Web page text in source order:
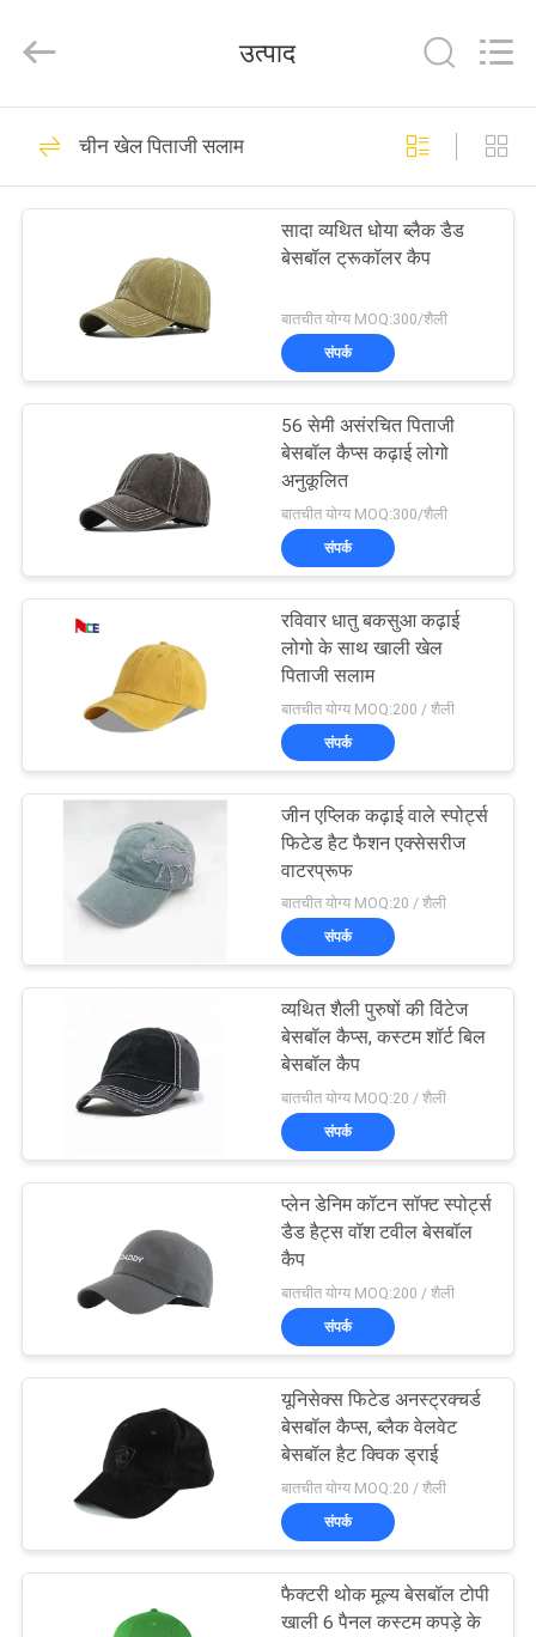
उत्पादों
नियंत्रण
समाचार
साइटमैप
PRIVACY
POLICY
Manufacturing
Rights
मुद्रित बेसबॉल कैप्स
104
कशीदाकारी बेसबॉल कैप्स
402
5 पैनल बेसबॉल कैप
5 पैनल ट्रक कैप
फ्लैट ब्रिम स्नैपबैक हैट्स
244
समायोज्य गोल्फ सलाम
25
उत्पाद
चीन खेल पिताजी सलाम
सादा व्यथित धोया ब्लैक डैड
बेसबॉल ट्रूकॉलर कैप
बातचीत योग्य MOQ:300/शैली
संपर्क
56 सेमी असंरचित पिताजी
बेसबॉल कैप्स कढ़ाई लोगो
अनुकूलित
बातचीत योग्य MOQ:300/शैली
संपर्क
रविवार धातु बकसुआ कढ़ाई
लोगो के साथ खाली खेल
पिताजी सलाम
बातचीत योग्य MOQ:200 / शैली
संपर्क
जीन एप्लिक कढ़ाई वाले स्पोर्ट्स
फिटेड हैट फैशन एक्सेसरीज
वाटरप्रूफ
बातचीत योग्य MOQ:20 / शैली
संपर्क
व्यथित शैली पुरुषों की विंटेज
बेसबॉल कैप्स, कस्टम शॉर्ट बिल
बेसबॉल कैप
बातचीत योग्य MOQ:20 / शैली
संपर्क
प्लेन डेनिम कॉटन सॉफ्ट स्पोर्ट्स
डैड हैट्स वॉश टवील बेसबॉल
कैप
बातचीत योग्य MOQ:200 / शैली
संपर्क
यूनिसेक्स फिटेड अनस्ट्रक्चर्ड
बेसबॉल कैप्स, ब्लैक वेलवेट
बेसबॉल हैट क्विक ड्राई
बातचीत योग्य MOQ:20 / शैली
संपर्क
फैक्टरी थोक मूल्य बेसबॉल टोपी
खाली 6 पैनल कस्टम कपड़े के